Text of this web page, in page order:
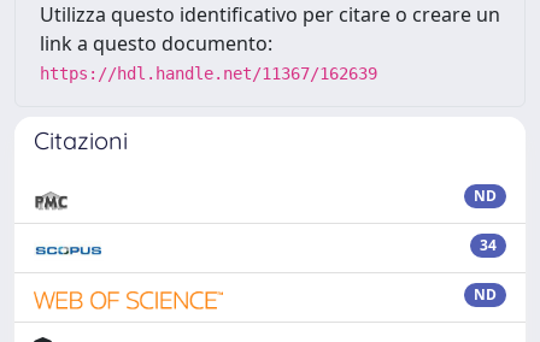
Utilizza questo identificativo per citare o creare un
link a questo documento:
https://hdl.handle.net/11367/162639
Citazioni
ND
34
ND